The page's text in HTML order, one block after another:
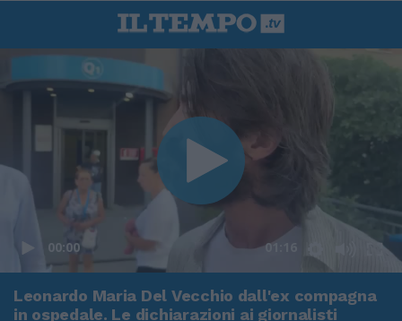
00:00 01:16
Leonardo Maria Del Vecchio dall'ex compagna
in ospedale. Le dichiarazioni ai giornalisti